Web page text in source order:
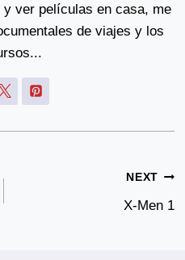
ver películas en casa, me
de viajes y los
NEXT
X-Men 1